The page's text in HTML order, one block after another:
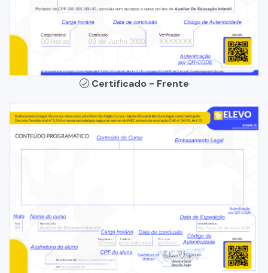
Certificado - Frente